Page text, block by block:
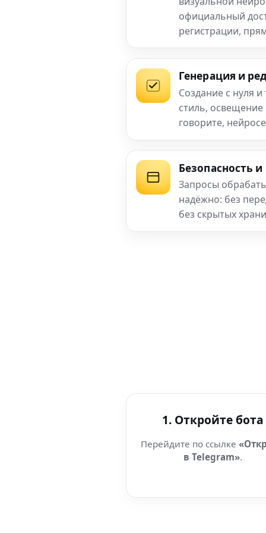
официальный
регистрации,
Генерация и
Создание с нуля
стиль,
говорите,
Безопасность
Запросы
надёжно: без
без скрытых
1. Откройте бота
Перейдите по ссылке
в Telegram».